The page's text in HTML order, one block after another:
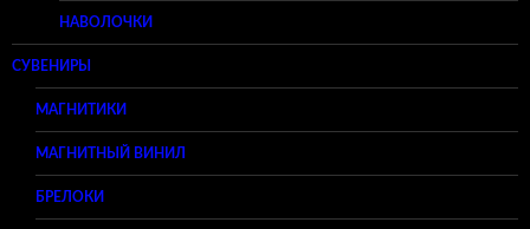
НАВОЛОЧКИ
СУВЕНИРЫ
МАГНИТИКИ
МАГНИТНЫЙ ВИНИЛ
БРЕЛОКИ